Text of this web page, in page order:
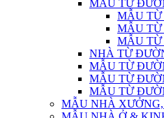
MẪU TỪ
MẪU
MẪU
MẪU
NHÀ TỪ
MẪU TỪ
MẪU TỪ
MẪU TỪ
MẪU NHÀ